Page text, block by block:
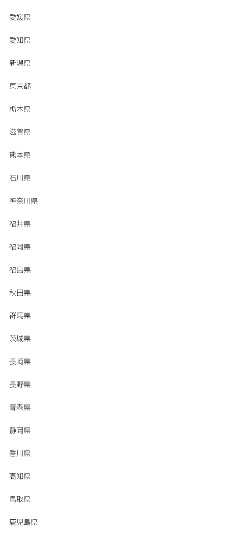
愛媛県
愛知県
新潟県
東京都
栃木県
滋賀県
熊本県
石川県
神奈川県
福井県
福岡県
福島県
秋田県
群馬県
茨城県
長崎県
長野県
青森県
静岡県
香川県
高知県
鳥取県
鹿児島県